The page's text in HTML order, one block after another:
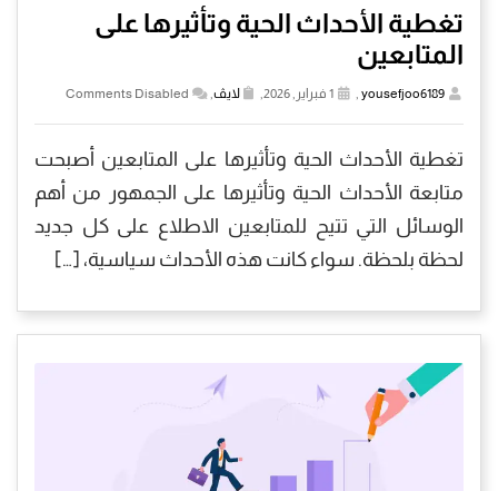
تغطية الأحداث الحية وتأثيرها على
المتابعين
yousefjoo6189 لايڤ Comments Disabled
تغطية الأحداث الحية وتأثيرها على المتابعين أصبحت
متابعة الأحداث الحية وتأثيرها على الجمهور من أهم
الوسائل التي تتيح للمتابعين الاطلاع على كل جديد
لحظة بلحظة. سواء كانت هذه الأحداث سياسية، […]